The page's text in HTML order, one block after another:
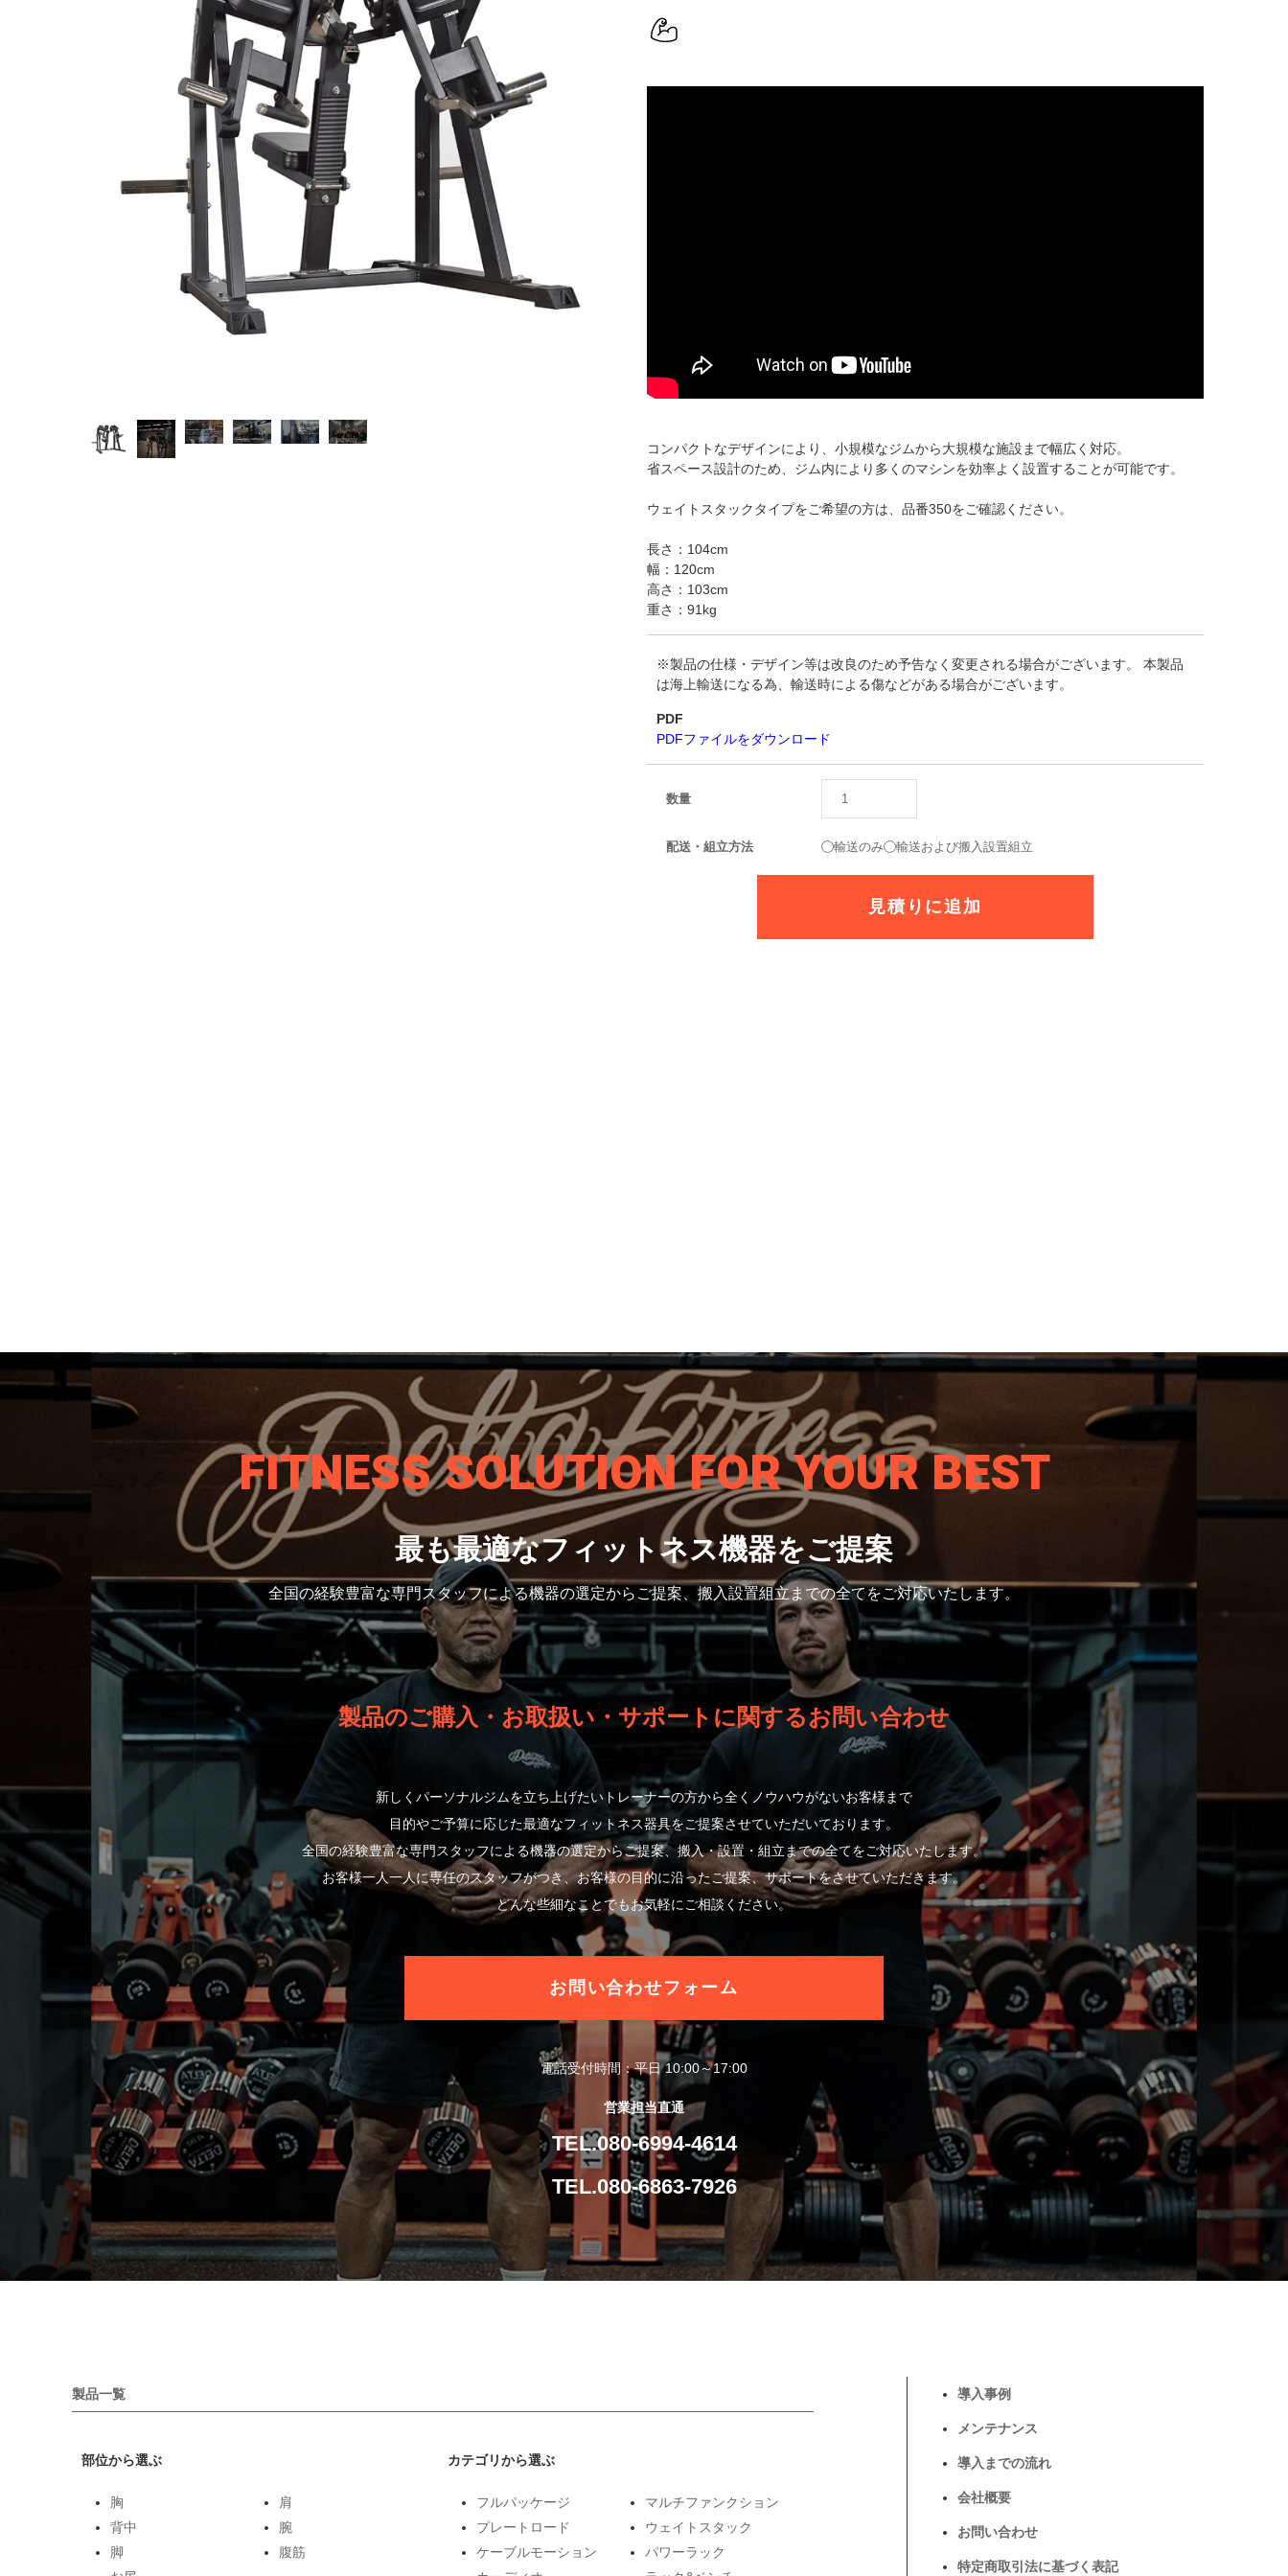
コンパクトなデザインにより、小規模なジムから大規模な施設まで幅広く対応。
省スペース設計のため、ジム内により多くのマシンを効率よく設置することが可能です。
ウェイトスタックタイプをご希望の方は、品番350をご確認ください。
長さ：104cm
幅：120cm
高さ：103cm
重さ：91kg
※製品の仕様・デザイン等は改良のため予告なく変更される場合がございます。 本製品
は海上輸送になる為、輸送時による傷などがある場合がございます。
PDF
PDFファイルをダウンロード
数量
配送・組立方法 輸送のみ 輸送および搬入設置組立
FITNESS SOLUTIONFOR YOUR BEST
最も最適なフィットネス機器をご提案
全国の経験豊富な専門スタッフによる機器の選定から ご提案、搬入設置組立までの全てをご対応いたします。
製品のご購入・お取扱い・サポートに関するお問い合わせ
新しくパーソナルジムを立ち上げたいトレーナーの方から全くノウハウがないお客様まで
目的やご予算に応じた最適なフィットネス器具をご提案させていただいております。
全国の経験豊富な専門スタッフによる機器の選定からご提案、搬入・設置・組立までの全てをご対応いたします。
お客様一人一人に専任のスタッフがつき、お客様の目的に沿ったご提案、サポートをさせていただきます。
どんな些細なことでもお気軽にご相談ください。
お問い合わせフォーム
電話受付時間：平日 10:00～17:00
営業担当直通
TEL.080-6994-4614
TEL.080-6863-7926
製品一覧
部位から選ぶ
胸
肩
背中
腕
脚
腹筋
カテゴリから選ぶ
フルパッケージ
マルチファンクション
プレートロード
ウェイトスタック
ケーブルモーション
パワーラック
導入事例
メンテナンス
導入までの流れ
会社概要
お問い合わせ
特定商取引法に基づく表記